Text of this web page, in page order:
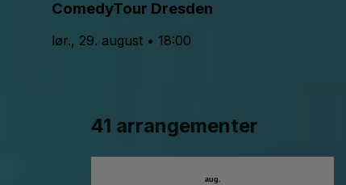
ComedyTour Dresden
lør., 29. august • 18:00
41 arrangementer
aug.